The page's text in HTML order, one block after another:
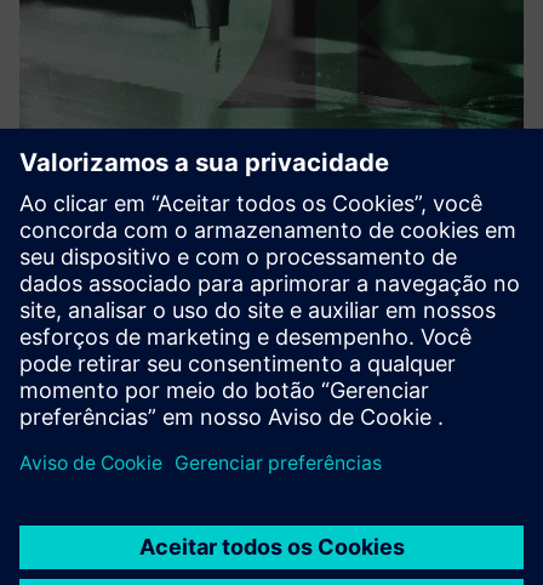
Your AI Copilot for CAM
programming
Our AI models turn your production history into scalable
automation. It runs fully on-premise, secure, and
integrates seamlessly into Siemens NX CAM.
Saiba mais